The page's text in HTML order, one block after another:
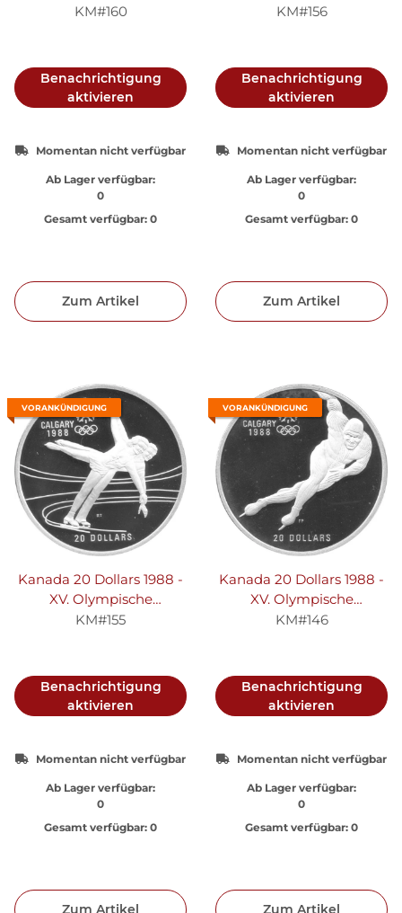
Winterspiele 1988 in
KM#160
Benachrichtigung
aktivieren
Momentan nicht verfügbar
Ab Lager verfügbar:
0
Gesamt verfügbar: 0
Zum Artikel
Winterspiele 1988 in
KM#156
Benachrichtigung
aktivieren
Momentan nicht verfügbar
Ab Lager verfügbar:
0
Gesamt verfügbar: 0
Zum Artikel
VORANKÜNDIGUNG
Kanada 20 Dollars 1988 -
XV. Olympische
Winterspiele 1988 in
KM#155
Benachrichtigung
aktivieren
Momentan nicht verfügbar
Ab Lager verfügbar:
0
Gesamt verfügbar: 0
Zum Artikel
VORANKÜNDIGUNG
Kanada 20 Dollars 1988 -
XV. Olympische
Winterspiele 1988 in
KM#146
Benachrichtigung
aktivieren
Momentan nicht verfügbar
Ab Lager verfügbar:
0
Gesamt verfügbar: 0
Zum Artikel